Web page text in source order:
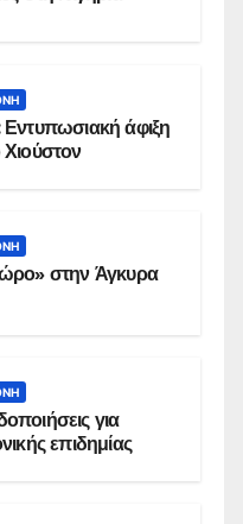
άφιξη
στην Άγκυρα
για
επιδημίας